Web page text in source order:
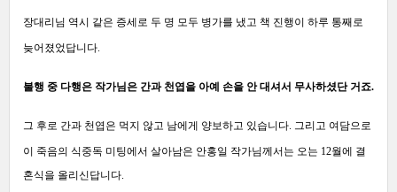
장대리님 역시 같은 증세로 두 명 모두 병가를 냈고 책 진행이 하루 통째로
늦어졌었답니다.
불행 중 다행은 작가님은 간과 천엽을 아예 손을 안 대셔서 무사하셨단 거죠.
그 후로 간과 천엽은 먹지 않고 남에게 양보하고 있습니다. 그리고 여담으로
이 죽음의 식중독 미팅에서 살아남은 안홍일 작가님께서는 오는 12월에 결
혼식을 올리신답니다.